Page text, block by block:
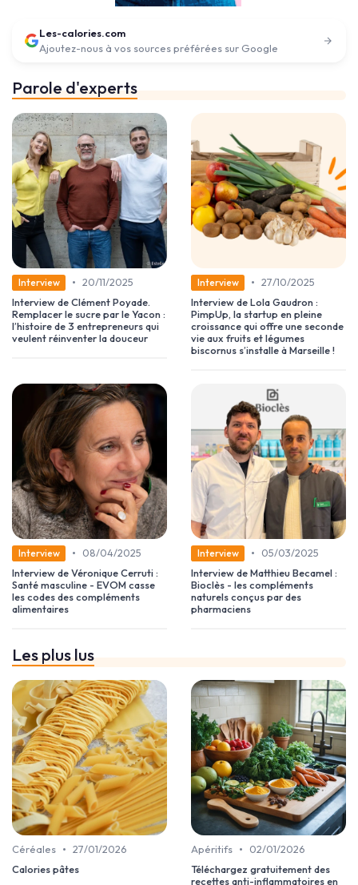
Les-calories.com
Ajoutez-nous à vos sources préférées sur Google
Parole d'experts
Interview • 20/11/2025
Interview de Clément Poyade.
Remplacer le sucre par le Yacon :
l’histoire de 3 entrepreneurs qui
veulent réinventer la douceur
Interview • 27/10/2025
Interview de Lola Gaudron :
PimpUp, la startup en pleine
croissance qui offre une seconde
vie aux fruits et légumes
biscornus s’installe à Marseille !
Interview •
08/04/2025
Interview de Véronique Cerruti :
Santé masculine - EVOM casse
les codes des compléments
alimentaires
Interview •
05/03/2025
Interview de Matthieu Becamel :
Bioclès - les compléments
naturels conçus par des
pharmaciens
Les plus lus
Céréales • 27/01/2026
Calories pâtes
Apéritifs •
02/01/2026
Téléchargez gratuitement des
recettes anti-inflammatoires en